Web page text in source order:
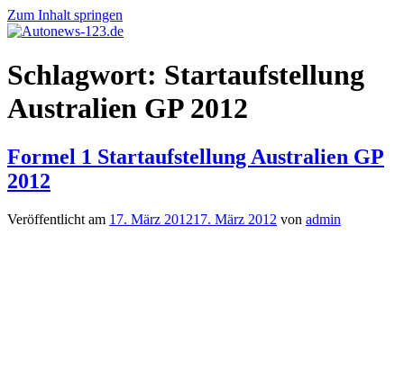
Zum Inhalt springen
Autonews-
123.de
Autonews
mit
Schlagwort: Startaufstellung
Australien GP 2012
Formel 1 Startaufstellung Australien GP
2012
Veröffentlicht am 17. März 201217. März 2012 von admin